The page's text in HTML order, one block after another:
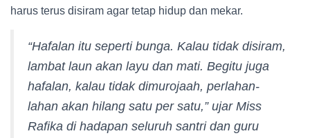
harus terus disiram agar tetap hidup dan mekar.
“Hafalan itu seperti bunga. Kalau tidak disiram,
lambat laun akan layu dan mati. Begitu juga
hafalan, kalau tidak dimurojaah, perlahan-
lahan akan hilang satu per satu,”ujar Miss
Rafika di hadapan seluruh santri dan guru